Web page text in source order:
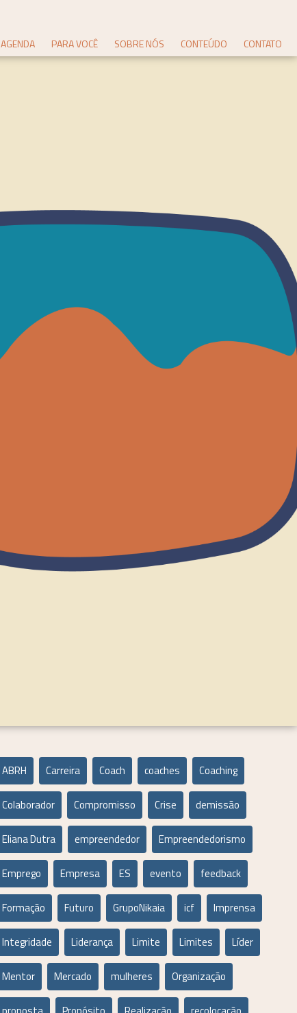
AGENDA PARA VOCÊ SOBRE NÓS CONTEÚDO CONTATO
ABRH Carreira Coach coaches Coaching
Colaborador Compromisso Crise demissão
Eliana Dutra empreendedor Empreendedorismo
Emprego Empresa ES evento feedback
Formação Futuro GrupoNikaia icf Imprensa
Integridade Liderança Limite Limites Líder
Mentor Mercado mulheres Organização